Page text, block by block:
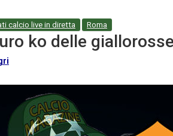
calcio live in diretta Roma
ko delle